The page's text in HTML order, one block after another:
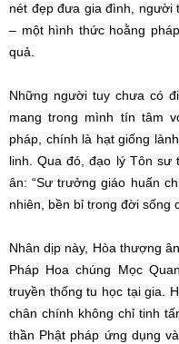
nét đẹp đưa gia đình, người
– một hình thức hoằng
quả.
Những người tuy chưa có
mang trong mình tín tâm
pháp, chính là hạt giống
linh. Qua đó, đạo lý Tôn
ân: “Sư trưởng giáo huấn
nhiên, bền bỉ trong đời sống
Nhân dịp này, Hòa thượng
Pháp Hoa chúng Mọc
truyền thống tu học tại gia.
chân chính không chỉ tinh
thần Phật pháp ứng dụng